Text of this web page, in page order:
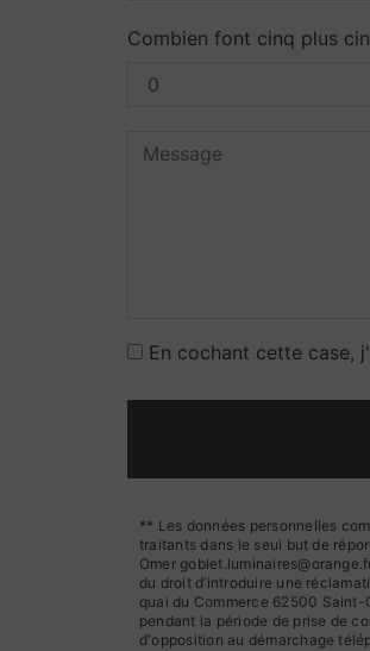
Combien font cinq plus
En cochant cette case,
** Les données personnelles
traitants dans le seul but de
Omer
du droit d’introduire une
quai du Commerce 62500
pendant la période de prise de
d'opposition au démarchage